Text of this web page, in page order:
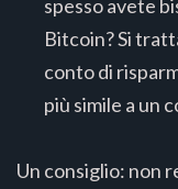
spesso avete
Bitcoin? Si
conto di
più simile a un
Un consiglio: non